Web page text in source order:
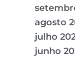
agosto
julho
junho